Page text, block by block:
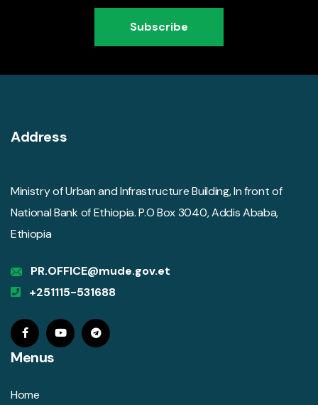
Subscribe
Address
Ministry of Urban and Infrastructure Building, In front of
National Bank of Ethiopia. P.O Box 3040, Addis Ababa,
Ethiopia
PR.OFFICE@mude.gov.et
+251115-531688
Menus
Home